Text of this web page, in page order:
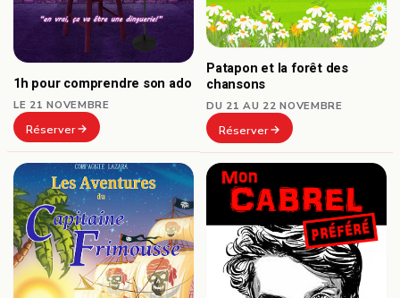
1h pour comprendre son ado
LE 21 NOVEMBRE
Réserver
Patapon et la forêt des
chansons
DU 21 AU 22 NOVEMBRE
Réserver